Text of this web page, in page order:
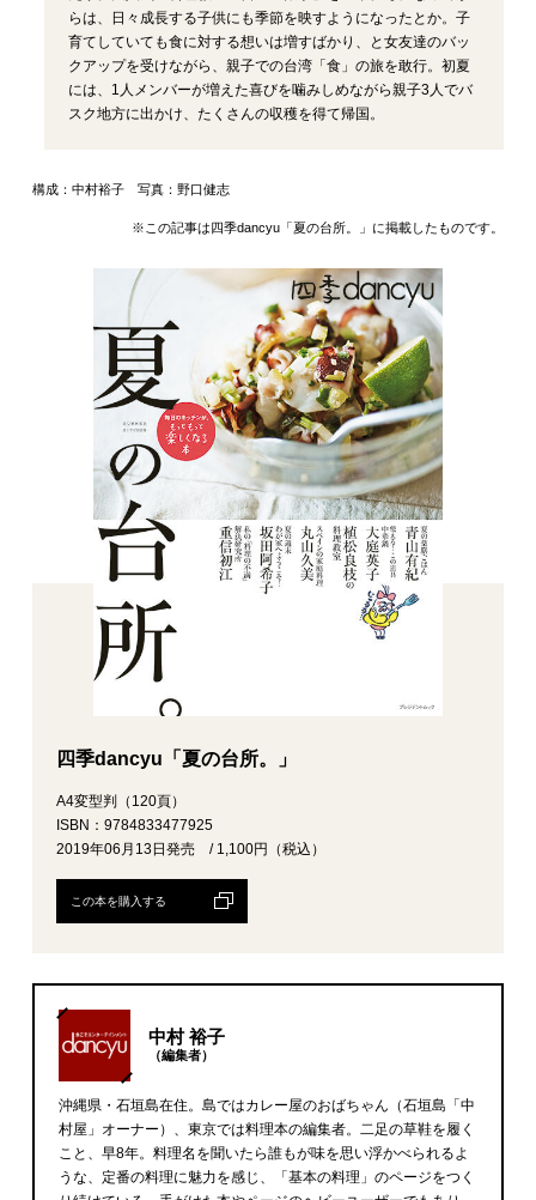
らは、日々成長する子供にも季節を映すようになったとか。子
育てしていても食に対する想いは増すばかり、と女友達のバッ
クアップを受けながら、親子での台湾「食」の旅を敢行。初夏
には、1人メンバーが増えた喜びを噛みしめながら親子3人でバ
スク地方に出かけ、たくさんの収穫を得て帰国。
構成：中村裕子 写真：野口健志
※この記事は四季dancyu「夏の台所。」に掲載したものです。
四季dancyu「夏の台所。」
A4変型判（120頁）
ISBN：9784833477925
2019年06月13日発売 / 1,100円（税込）
この本を購入する
中村 裕子
（編集者）
沖縄県・石垣島在住。島ではカレー屋のおばちゃん（石垣島「中
村屋」オーナー）、東京では料理本の編集者。二足の草鞋を履く
こと、早8年。料理名を聞いたら誰もが味を思い浮かべられるよ
うな、定番の料理に魅力を感じ、「基本の料理」のページをつく